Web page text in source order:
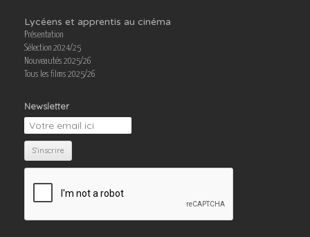
Lycéens et apprentis au cinéma
Présentation
Sélection 2024/25
Nouveautés 2025/26
Tous les films 2025/26
Newsletter